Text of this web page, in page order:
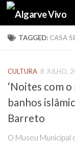
Skip to content
TAGGED: CASA
CULTURA 8 JULHO,
‘Noites com
banhos
Barreto
O Museu Municipal